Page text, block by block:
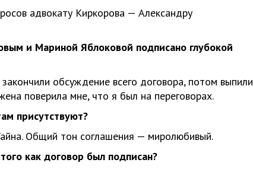
адвокату Киркорова — Александру
и Мариной Яблоковой подписано глубокой
обсуждение всего договора, потом выпили
поверила мне, что я был на переговорах.
присутствуют?
Общий тон соглашения — миролюбивый.
как договор был подписан?